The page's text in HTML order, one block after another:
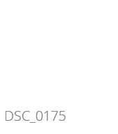
DSC_0175